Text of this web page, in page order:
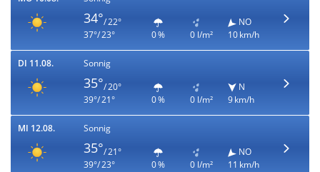
34°/ 22°
37°/ 23°
0 % 0 l/m²
NO
10 km/h
DI 11.08. Sonnig
35°/ 20°
39°/ 21°
0 % 0 l/m²
N
9 km/h
MI 12.08. Sonnig
35°/ 21°
39°/ 23°
0 % 0 l/m²
NO
11 km/h